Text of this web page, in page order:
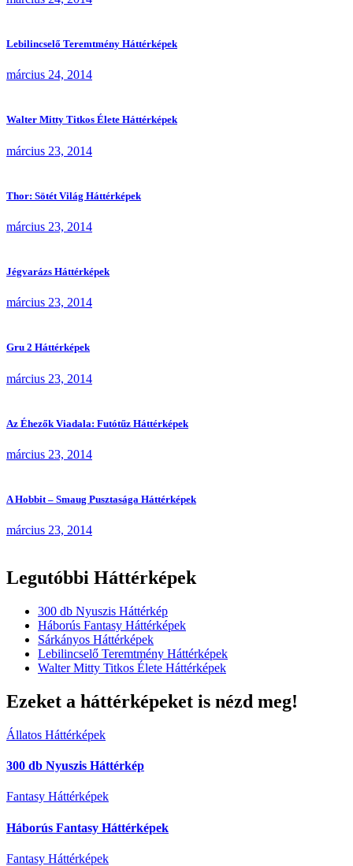
Lebilincselő Teremtmény Háttérképek
március 24, 2014
Walter Mitty Titkos Élete Háttérképek
március 23, 2014
Thor: Sötét Világ Háttérképek
március 23, 2014
Jégvarázs Háttérképek
március 23, 2014
Gru 2 Háttérképek
március 23, 2014
Az Éhezők Viadala: Futótűz Háttérképek
március 23, 2014
A Hobbit – Smaug Pusztasága Háttérképek
március 23, 2014
Legutóbbi Háttérképek
300 db Nyuszis Háttérkép
Háborús Fantasy Háttérképek
Sárkányos Háttérképek
Lebilincselő Teremtmény Háttérképek
Walter Mitty Titkos Élete Háttérképek
Ezeket a háttérképeket is nézd meg!
Állatos Háttérképek
300 db Nyuszis Háttérkép
Fantasy Háttérképek
Háborús Fantasy Háttérképek
Fantasy Háttérképek